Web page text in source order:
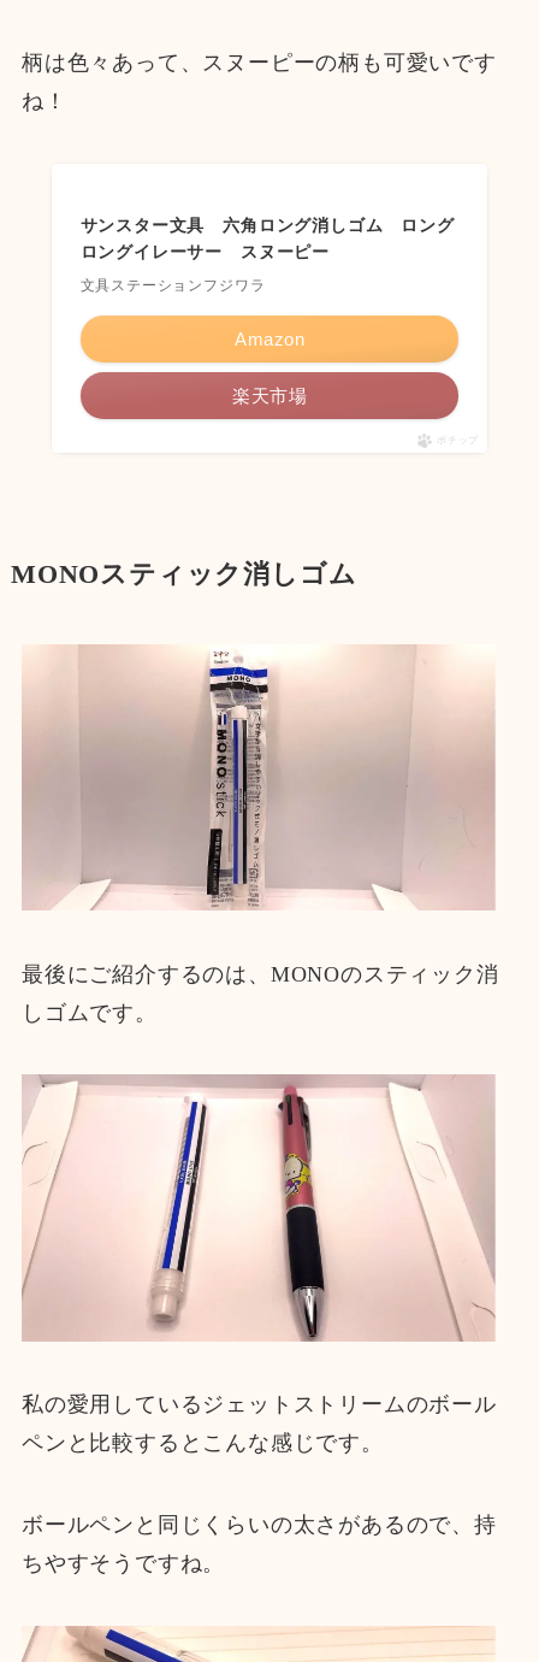
柄は色々あって、スヌーピーの柄も可愛いです
ね！
サンスター文具 六角ロング消しゴム ロング
ロングイレーサー スヌーピー
文具ステーションフジワラ
Amazon
楽天市場
ポチップ
MONOスティック消しゴム
最後にご紹介するのは、MONOのスティック消
しゴムです。
私の愛用しているジェットストリームのボール
ペンと比較するとこんな感じです。
ボールペンと同じくらいの太さがあるので、持
ちやすそうですね。